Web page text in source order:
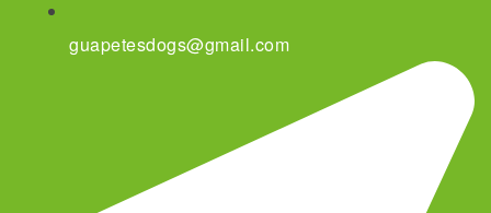
guapetesdogs@gmail.com